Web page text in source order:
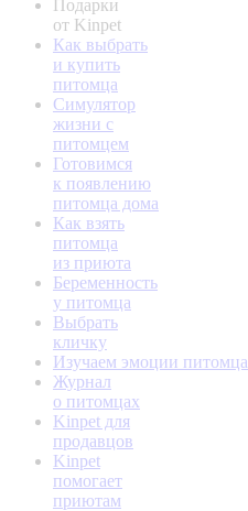
Подарки
от Kinpet
Как выбрать
и купить
питомца
Симулятор
жизни с
питомцем
Готовимся
к появлению
питомца дома
Как взять
питомца
из приюта
Беременность
у питомца
Выбрать
кличку
Изучаем эмоции питомца
Журнал
о питомцах
Kinpet для
продавцов
Kinpet
помогает
приютам